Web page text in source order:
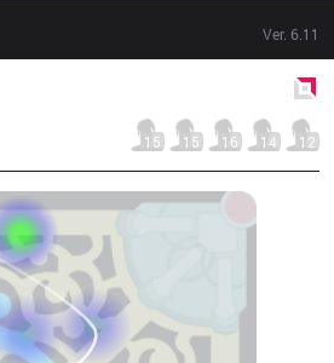
Ver. 6.11
15 15 16 14 12